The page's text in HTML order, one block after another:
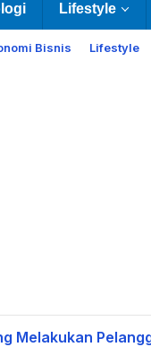
Lifestyle
Bisnis Lifestyle
Melakukan